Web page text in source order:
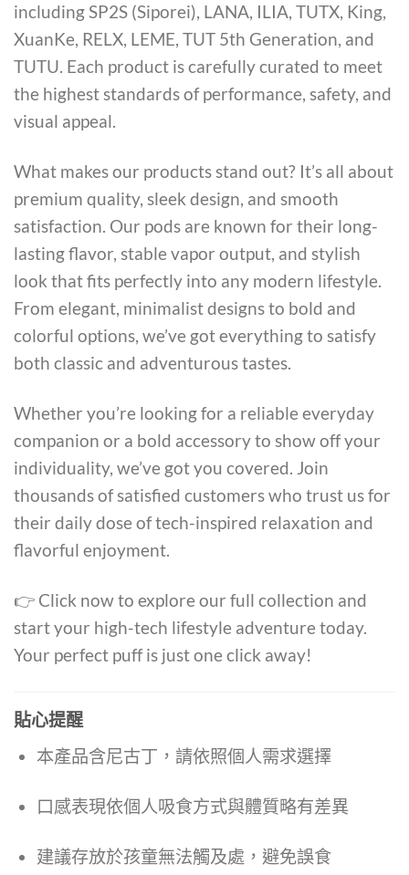
including SP2S (Siporei), LANA, ILIA, TUTX, King,
XuanKe, RELX, LEME, TUT 5th Generation, and
TUTU. Each product is carefully curated to meet
the highest standards of performance, safety, and
visual appeal.
What makes our products stand out? It’s all about
premium quality, sleek design, and smooth
satisfaction. Our pods are known for their long-
lasting flavor, stable vapor output, and stylish
look that fits perfectly into any modern lifestyle.
From elegant, minimalist designs to bold and
colorful options, we’ve got everything to satisfy
both classic and adventurous tastes.
Whether you’re looking for a reliable everyday
companion or a bold accessory to show off your
individuality, we’ve got you covered. Join
thousands of satisfied customers who trust us for
their daily dose of tech-inspired relaxation and
flavorful enjoyment.
👉 Click now to explore our full collection and
start your high-tech lifestyle adventure today.
Your perfect puff is just one click away!
貼心提醒
本產品含尼古丁，請依照個人需求選擇
口感表現依個人吸食方式與體質略有差異
建議存放於孩童無法觸及處，避免誤食